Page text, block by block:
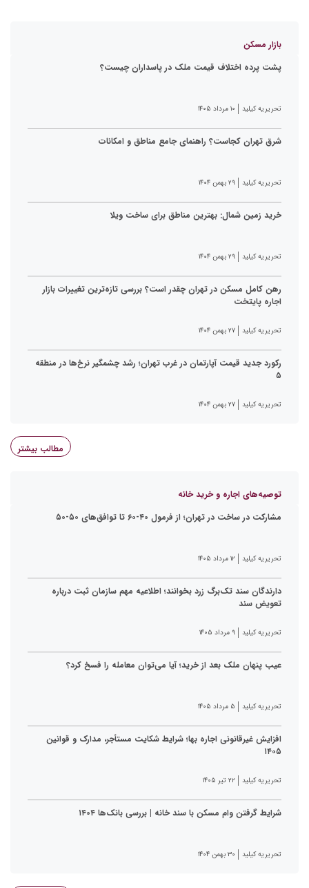
بازار مسکن
پشت پرده اختلاف قیمت ملک در پاسداران چیست؟
تحریریه کیلید ۱۰ مرداد ۱۴۰۵
شرق تهران کجاست؟ راهنمای جامع مناطق و امکانات
تحریریه کیلید ۲۹ بهمن ۱۴۰۴
خرید زمین شمال: بهترین مناطق برای ساخت ویلا
تحریریه کیلید ۲۹ بهمن ۱۴۰۴
رهن کامل مسکن در تهران چقدر است؟ بررسی تازه‌ترین تغییرات بازار
اجاره پایتخت
تحریریه کیلید ۲۷ بهمن ۱۴۰۴
رکورد جدید قیمت آپارتمان در غرب تهران؛ رشد چشمگیر نرخ‌ها در منطقه
۵
تحریریه کیلید ۲۷ بهمن ۱۴۰۴
مطالب بیشتر
توصیه‌های اجاره و خرید خانه
مشارکت در ساخت در تهران؛ از فرمول ۴۰-۶۰ تا توافق‌های ۵۰-۵۰
تحریریه کیلید ۱۲ مرداد ۱۴۰۵
دارندگان سند تک‌برگ زرد بخوانند؛ اطلاعیه مهم سازمان ثبت درباره
تعویض سند
تحریریه کیلید ۹ مرداد ۱۴۰۵
عیب پنهان ملک بعد از خرید؛ آیا می‌توان معامله را فسخ کرد؟
تحریریه کیلید ۵ مرداد ۱۴۰۵
افزایش غیرقانونی اجاره بها؛ شرایط شکایت مستأجر، مدارک و قوانین
۱۴۰۵
تحریریه کیلید ۲۲ تیر ۱۴۰۵
شرایط گرفتن وام مسکن با سند خانه | بررسی بانک‌ها ۱۴۰۴
تحریریه کیلید ۳۰ بهمن ۱۴۰۴